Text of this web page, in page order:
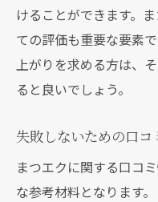
けることができます。
ての評価も重要な要素
上がりを求める方は、
ると良いでしょう。
失敗しないための口
まつエクに関する口コ
な参考材料となります